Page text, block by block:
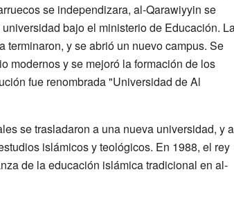
se independizara, al-Qarawiyyin se
bajo el ministerio de Educación.
terminaron, y se abrió un nuevo campus. Se
modernos y se mejoró la formación de los
fue renombrada "Universidad de Al
se trasladaron a una nueva universidad, y
islámicos y teológicos. En 1988, el rey
de la educación islámica tradicional en al-